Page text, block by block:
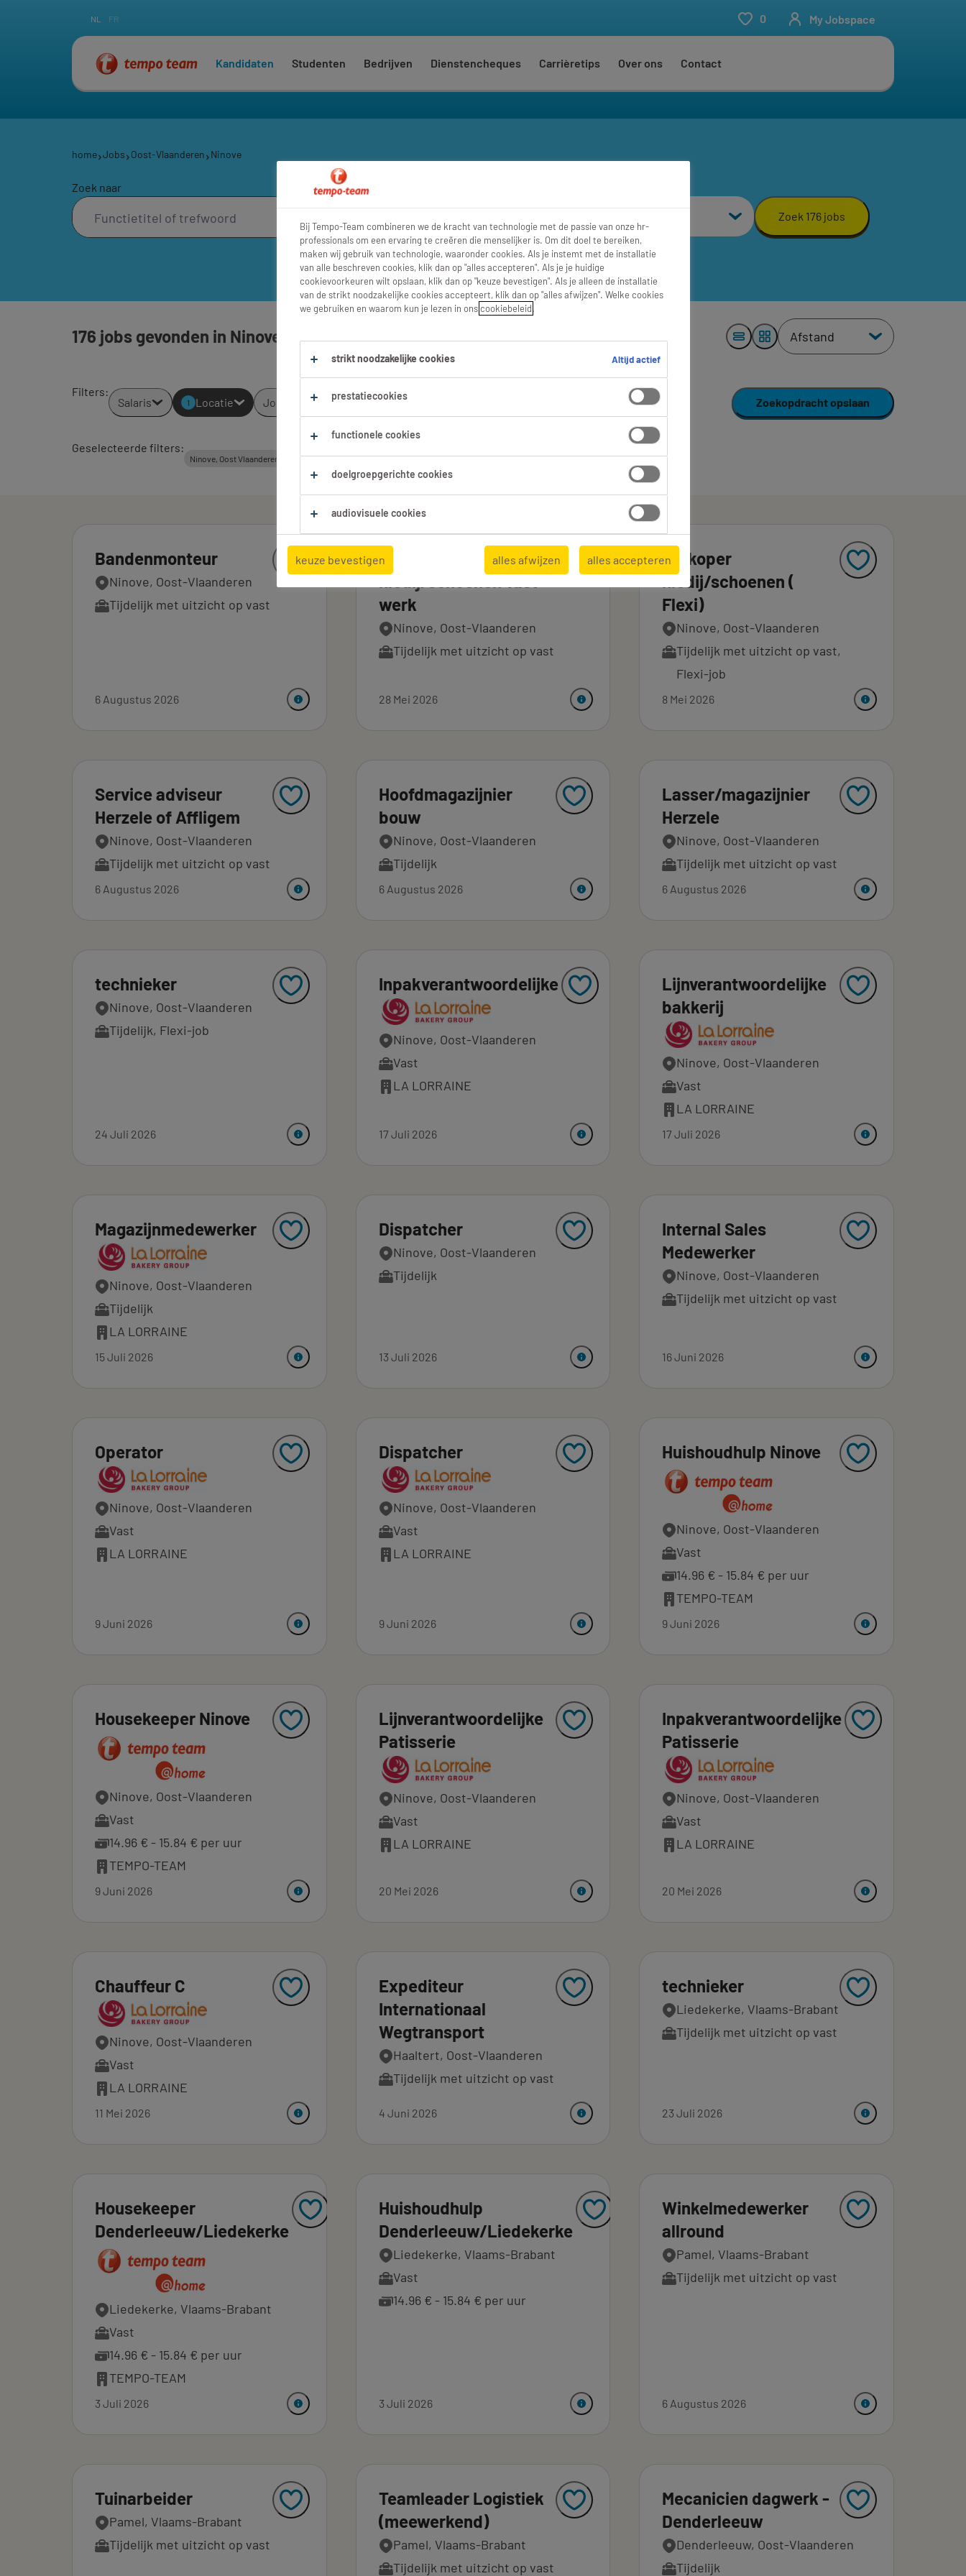
Kandidaten Studenten Bedrijven Dienstencheques Carrièretips Over ons Contact
0 My Jobspace
NL FR
home Jobs Oost-Vlaanderen Ninove
Zoek naar Waar
Zoek 176 jobs
176 jobs gevonden in Ninove.
Filters:
Salaris 1 Locatie Jobtypes Expertisedomein Zoekopdracht opslaan
Geselecteerde filters:
Ninove, Oost Vlaanderen Alles wissen
Bandenmonteur
Ninove, Oost-Vlaanderen
Tijdelijk met uitzicht op vast
6 Augustus 2026
Verkoper
kledij/schoenen vast
werk
Ninove, Oost-Vlaanderen
Tijdelijk met uitzicht op vast
28 Mei 2026
Verkoper
kledij/schoenen (
Flexi)
Ninove, Oost-Vlaanderen
Tijdelijk met uitzicht op vast,
Flexi-job
8 Mei 2026
Service adviseur
Herzele of Affligem
Ninove, Oost-Vlaanderen
Tijdelijk met uitzicht op vast
6 Augustus 2026
Hoofdmagazijnier
bouw
Ninove, Oost-Vlaanderen
Tijdelijk
6 Augustus 2026
Lasser/magazijnier
Herzele
Ninove, Oost-Vlaanderen
Tijdelijk met uitzicht op vast
6 Augustus 2026
technieker
Ninove, Oost-Vlaanderen
Tijdelijk, Flexi-job
24 Juli 2026
Inpakverantwoordelijke
Ninove, Oost-Vlaanderen
Vast
LA LORRAINE
17 Juli 2026
Lijnverantwoordelijke
bakkerij
Ninove, Oost-Vlaanderen
Vast
LA LORRAINE
17 Juli 2026
Magazijnmedewerker
Ninove, Oost-Vlaanderen
Tijdelijk
LA LORRAINE
15 Juli 2026
Dispatcher
Ninove, Oost-Vlaanderen
Tijdelijk
13 Juli 2026
Internal Sales
Medewerker
Ninove, Oost-Vlaanderen
Tijdelijk met uitzicht op vast
16 Juni 2026
Operator
Ninove, Oost-Vlaanderen
Vast
LA LORRAINE
9 Juni 2026
Dispatcher
Ninove, Oost-Vlaanderen
Vast
LA LORRAINE
9 Juni 2026
Huishoudhulp Ninove
Ninove, Oost-Vlaanderen
Vast
14.96 € - 15.84 € per uur
TEMPO-TEAM
9 Juni 2026
Housekeeper Ninove
Ninove, Oost-Vlaanderen
Vast
14.96 € - 15.84 € per uur
TEMPO-TEAM
9 Juni 2026
Lijnverantwoordelijke
Patisserie
Ninove, Oost-Vlaanderen
Vast
LA LORRAINE
20 Mei 2026
Inpakverantwoordelijke
Patisserie
Ninove, Oost-Vlaanderen
Vast
LA LORRAINE
20 Mei 2026
Chauffeur C
Ninove, Oost-Vlaanderen
Vast
LA LORRAINE
11 Mei 2026
Expediteur
Internationaal
Wegtransport
Haaltert, Oost-Vlaanderen
Tijdelijk met uitzicht op vast
4 Juni 2026
technieker
Liedekerke, Vlaams-Brabant
Tijdelijk met uitzicht op vast
23 Juli 2026
Housekeeper
Denderleeuw/Liedekerke
Liedekerke, Vlaams-Brabant
Vast
14.96 € - 15.84 € per uur
TEMPO-TEAM
3 Juli 2026
Huishoudhulp
Denderleeuw/Liedekerke
Liedekerke, Vlaams-Brabant
Vast
14.96 € - 15.84 € per uur
3 Juli 2026
Winkelmedewerker
allround
Pamel, Vlaams-Brabant
Tijdelijk met uitzicht op vast
6 Augustus 2026
Tuinarbeider
Pamel, Vlaams-Brabant
Tijdelijk met uitzicht op vast
Teamleader Logistiek
(meewerkend)
Pamel, Vlaams-Brabant
Tijdelijk met uitzicht op vast
Mecanicien dagwerk -
Denderleeuw
Denderleeuw, Oost-Vlaanderen
Tijdelijk
Bij Tempo-Team combineren we de kracht van technologie met de passie van onze hr-
professionals om een ervaring te creëren die menselijker is. Om dit doel te bereiken,
maken wij gebruik van technologie, waaronder cookies. Als je instemt met de installatie
van alle beschreven cookies, klik dan op "alles accepteren". Als je je huidige
cookievoorkeuren wilt opslaan, klik dan op "keuze bevestigen". Als je alleen de installatie
van de strikt noodzakelijke cookies accepteert, klik dan op "alles afwijzen". Welke cookies
we gebruiken en waarom kun je lezen in onscookiebeleid.
strikt noodzakelijke cookies Altijd actief
prestatiecookies
functionele cookies
doelgroepgerichte cookies
audiovisuele cookies
keuze bevestigen alles afwijzen alles accepteren